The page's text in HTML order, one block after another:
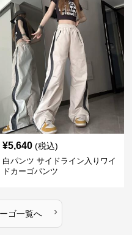
¥5,640 (税込)
白パンツ サイドライン入りワイ
ドカーゴパンツ
ゴ一覧へ ›